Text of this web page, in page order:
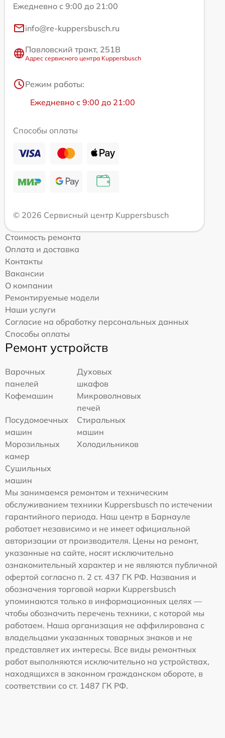
Ежедневно с 9:00 до 21:00
info@re-kuppersbusch.ru
Павловский тракт, 251В
Адрес сервисного центра Kuppersbusch
Режим работы:
Ежедневно с 9:00 до 21:00
Способы оплаты
© 2026 Сервисный центр Kuppersbusch
Стоимость ремонта
Оплата и доставка
Контакты
Вакансии
О компании
Ремонтируемые модели
Наши услуги
Согласие на обработку персональных данных
Способы оплаты
Ремонт устройств
Варочных
панелей
Духовых
шкафов
Кофемашин
Микроволновых
печей
Посудомоечных
машин
Стиральных
машин
Морозильных
камер
Холодильников
Сушильных
машин
Мы занимаемся ремонтом и техническим
обслуживанием техники Kuppersbusch по истечении
гарантийного периода. Наш центр в Барнауле
работает независимо и не имеет официальной
авторизации от производителя. Цены на ремонт,
указанные на сайте, носят исключительно
ознакомительный характер и не являются публичной
офертой согласно п. 2 ст. 437 ГК РФ. Названия и
обозначения торговой марки Kuppersbusch
упоминаются только в информационных целях —
чтобы обозначить перечень техники, с которой мы
работаем. Наша организация не аффилирована с
владельцами указанных товарных знаков и не
представляет их интересы. Все виды ремонтных
работ выполняются исключительно на устройствах,
находящихся в законном гражданском обороте, в
соответствии со ст. 1487 ГК РФ.